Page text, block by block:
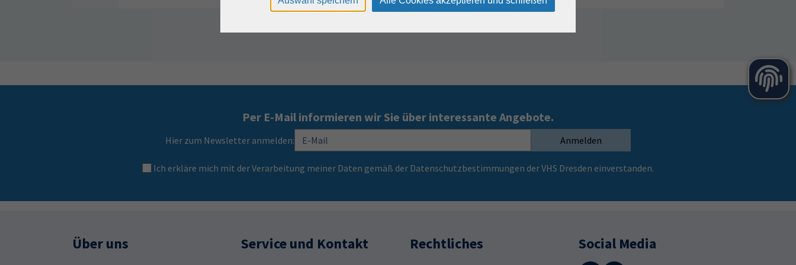
Per E-Mail informieren wir Sie über interessante Angebote.
Hier zum Newsletter anmelden: Anmelden
Ich erkläre mich mit der Verarbeitung meiner Daten gemäß der Datenschutzbestimmungen der VHS Dresden einverstanden.
Über uns Service und Kontakt Rechtliches Social Media